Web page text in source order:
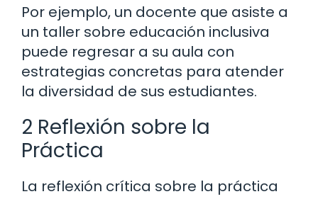
Por ejemplo, un docente que asiste a
un taller sobre educación inclusiva
puede regresar a su aula con
estrategias concretas para atender
la diversidad de sus estudiantes.
2 Reflexión sobre la
Práctica
La reflexión crítica sobre la práctica